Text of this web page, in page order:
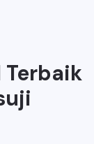
Terbaik